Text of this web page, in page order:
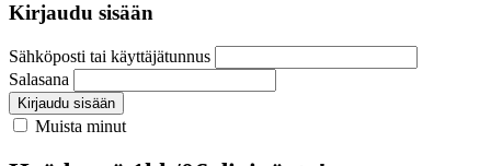
Kirjaudu sisään
Sähköposti tai käyttäjätunnus
Salasana
Kirjaudu sisään
Muista minut